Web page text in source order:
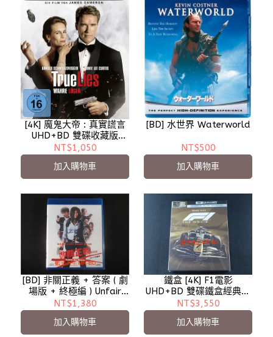
[4K] 魔鬼大帝 : 真實謊言
UHD+BD 雙碟收藏版
True Lies - 無中文字幕
NT$1,050
加入購物車
[BD] 水世界 Waterworld
NT$500
加入購物車
[BD] 非關正義 + 答案 ( 劇
場版 + 終極編 ) Unfair
The Answer
NT$1,380
加入購物車
鐵盒 [4K] F1電影
UHD+BD 雙碟鐵盒經典版
F1 ( 得利 )
NT$3,550
加入購物車